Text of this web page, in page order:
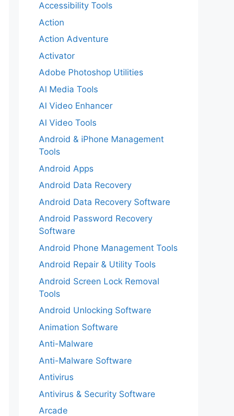
Accessibility Tools
Action
Action Adventure
Activator
Adobe Photoshop Utilities
AI Media Tools
AI Video Enhancer
AI Video Tools
Android & iPhone Management
Tools
Android Apps
Android Data Recovery
Android Data Recovery Software
Android Password Recovery
Software
Android Phone Management Tools
Android Repair & Utility Tools
Android Screen Lock Removal
Tools
Android Unlocking Software
Animation Software
Anti-Malware
Anti-Malware Software
Antivirus
Antivirus & Security Software
Arcade